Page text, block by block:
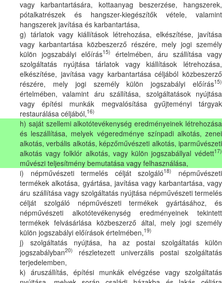
vagy karbantartására, kottaanyag beszerzése, hangszerek,
pótalkatrészek és hangszer-kiegészítők vétele, valamint
hangszerek javítása és karbantartása,
g) tárlatok vagy kiállítások létrehozása, elkészítése, javítása
vagy karbantartása közbeszerző részére, mely jogi személy
külön jogszabályi előírás15)
értelmében, áru szállítása vagy
szolgáltatás nyújtása tárlatok vagy kiállítások létrehozása,
elkészítése, javítása vagy karbantartása céljából közbeszerző
részére, mely jogi személy külön jogszabályi előírás15)
értelmében, valamint áru szállítása, szolgáltatások nyújtása
vagy építési munkák megvalósítása gyűjteményi tárgyak
restaurálása céljából,16)
h) saját szellemi alkotótevékenység eredményeinek létrehozása
és leszállítása, melyek végeredménye színpadi alkotás, zenei
alkotás, verbális alkotás, képzőművészeti alkotás, iparművészeti
alkotás vagy folklór alkotás, vagy külön jogszabállyal védett17)
művészi teljesítmény bemutatása vagy felhasználása,
i) népművészeti termelés célját szolgáló18)
népművészeti
termékek alkotása, gyártása, javítása vagy karbantartása, vagy
áru szállítása vagy szolgáltatás nyújtása népművészeti termelés
célját szolgáló népművészeti termékek gyártásához, és
népművészeti alkotótevékenység eredményeinek tekintett
termékek felvásárlása közbeszerző által, mely jogi személy
külön jogszabályi előírások értelmében,19)
j) szolgáltatás nyújtása, ha az postai szolgáltatás külön
jogszabályban20)
részletezett univerzális postai szolgáltatás
terjedelemben,
k) áruszállítás, építési munkák elvégzése vagy szolgáltatás